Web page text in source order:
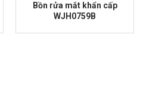
Bồn rửa mắt khẩn cấp
WJH0759B
gốc
hiện